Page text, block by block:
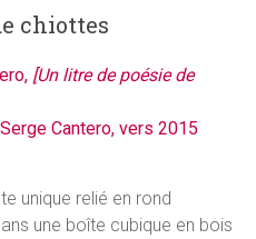
chiottes
[Un litre de poésie de
Cantero, vers 2015
unique relié en rond
une boîte cubique en bois